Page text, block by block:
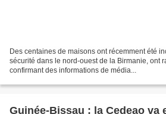
Des centaines de maisons ont récemment été
sécurité dans le nord-ouest de la Birmanie, ont
confirmant des informations de média...
Guinée-Bissau : la Cedeao va